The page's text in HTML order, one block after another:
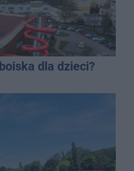
dla dzieci?